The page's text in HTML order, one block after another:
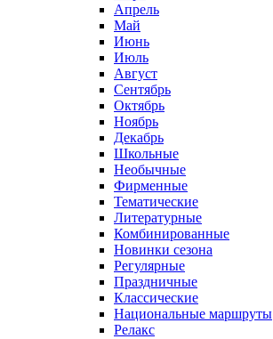
Апрель
Май
Июнь
Июль
Август
Сентябрь
Октябрь
Ноябрь
Декабрь
Школьные
Необычные
Фирменные
Тематические
Литературные
Комбинированные
Новинки сезона
Регулярные
Праздничные
Классические
Национальные маршруты
Релакс